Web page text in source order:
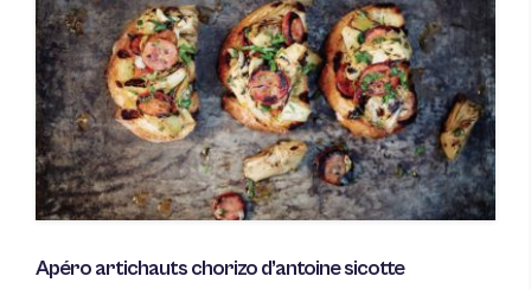
Apéro artichauts chorizo d’antoine sicotte